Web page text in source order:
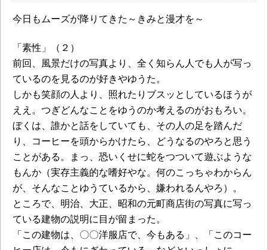
今日もムーズが降りてきた～きみと漫才を～
「素性」（２）
前回、風景だけの写真より、全く知らん人でも人が写っ
ているのを見るのが好きやゆうた。
しかも笑顔の人より、照れたりブスッとしているほうが
ええ。つぎどんなことをゆうのか考えるのがおもろい。
ぼくは、誰かと話をしていても、その人の足を踏んだ
り、コーヒーを頭からかけたら、どうなるのやろと思う
ことがある。まっ、恐いくせに蛇をつついて遊ぶような
もんか（実存主義的な嗜好やな。何のこっちゃわからん
が、そんなことゆうているから、嫌われるんやろ）。
ところで、明治、大正、昭和の元町商店街の写真に写っ
ている建物の説明に目が留まった。
「この建物は、〇〇洋服店で、今もある」、「このコー